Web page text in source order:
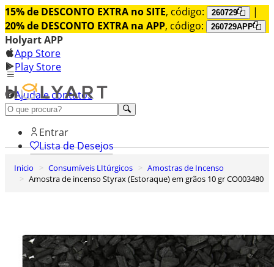
15% de DESCONTO EXTRA no SITE, código: 260729
|
20% de DESCONTO EXTRA na APP, código: 260729APP
Holyart APP
App Store
Play Store
Ajuda e contatos
Conheça premium
Entrar
Lista de Desejos
0
Carrinho de Compras
Inicio Consumíveis LItúrgicos
Amostras de Incenso
Amostra de incenso Styrax (Estoraque) em grãos 10 gr CO003480